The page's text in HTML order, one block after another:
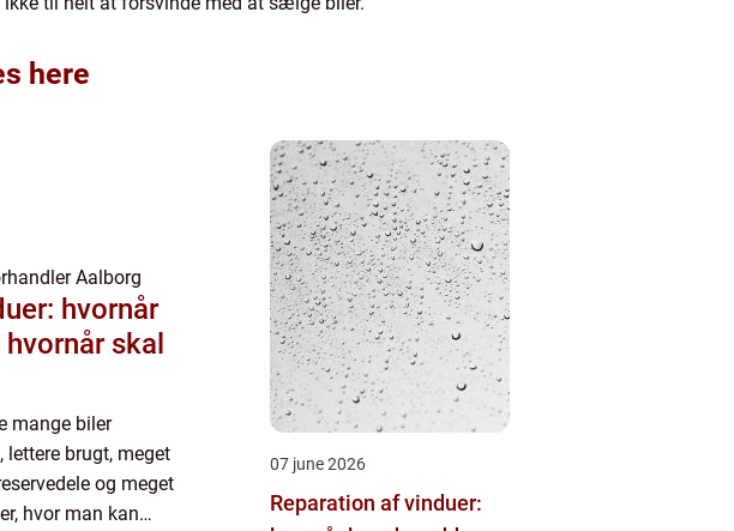
here
Aalborg
hvornår
skal
mange biler
lettere brugt, meget
og meget
hvor man kan
07 june 2026
Reparation af vinduer: